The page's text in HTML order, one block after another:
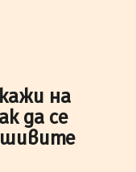
на
да се